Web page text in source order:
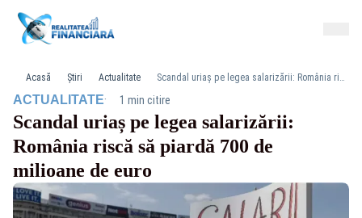
Acasă Știri Actualitate Scandal uriaș pe legea salarizării: România riscă să piardă 700 de milioane de euro
ACTUALITATE· 1 min citire
Scandal uriaș pe legea salarizării:
România riscă să piardă 700 de
milioane de euro